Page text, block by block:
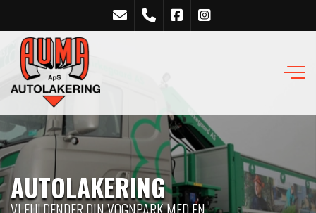
hovedindhold
SANDBLÆSNING
MED SANDBLÆSNING FÅR VI RENSET